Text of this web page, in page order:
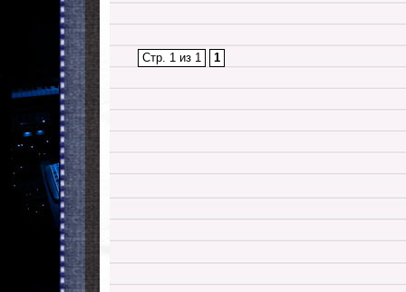
Стр. 1 из 1 1